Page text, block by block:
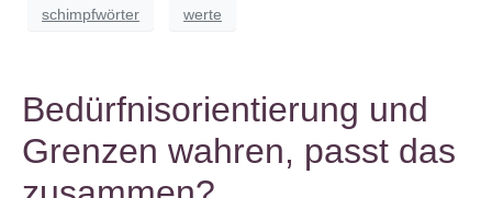
schimpfwörter werte
Bedürfnisorientierung und
Grenzen wahren, passt das